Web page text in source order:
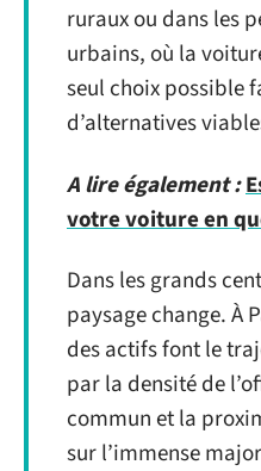
ruraux ou dans les
urbains, où la
seul choix possible
d’alternatives
A lire également :
votre voiture en
Dans les grands
paysage change. À
des actifs font le
par la densité de
commun et la
sur l’immense